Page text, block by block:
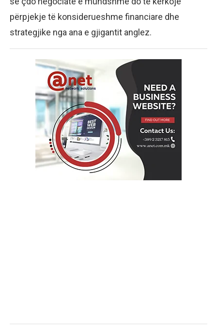
përpjekje të konsiderueshme financiare dhe
strategjike nga ana e gjigantit anglez.